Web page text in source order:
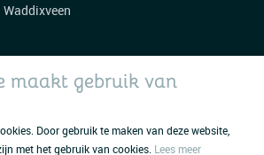
maakt gebruik van
Door gebruik te maken van deze website,
met het gebruik van cookies. Lees meer